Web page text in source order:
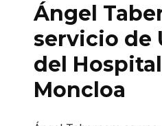
Ángel
servicio de
del
Moncloa